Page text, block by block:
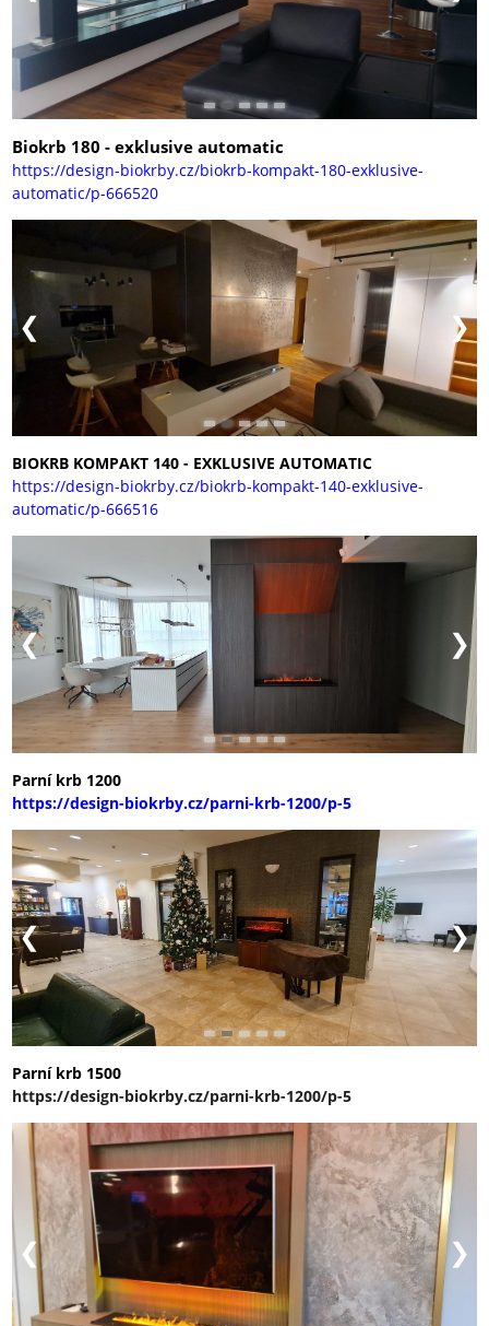
Biokrb 180 - exklusive automatic
https://design-biokrby.cz/biokrb-kompakt-180-exklusive-
automatic/p-666520
BIOKRB KOMPAKT 140 - EXKLUSIVE AUTOMATIC
https://design-biokrby.cz/biokrb-kompakt-140-exklusive-
automatic/p-666516
Parní krb 1200
https://design-biokrby.cz/parni-krb-1200/p-5
Parní krb 1500
https://design-biokrby.cz/parni-krb-1200/p-5